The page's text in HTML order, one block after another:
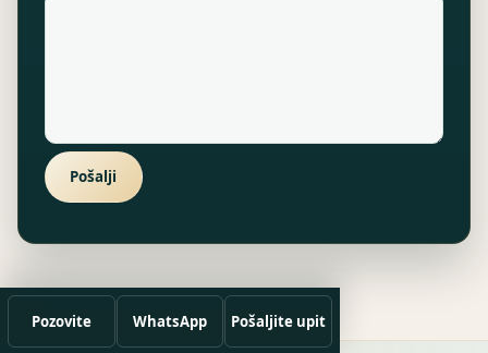
Pošalji
Pozovite WhatsApp Pošaljite upit